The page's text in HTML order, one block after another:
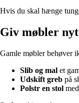
Hvis du skal hænge
Giv møbler
Gamle møbler behøver
Slib og mal et
Udskift greb på
Polstr en stol